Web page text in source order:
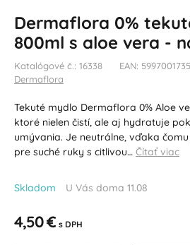
Dermaflora 0%
800ml s aloe vera -
Katalógové č.: 16338 EAN:
Dermaflora
Tekuté mydlo Dermaflora 0% Aloe
ktoré nielen čistí, ale aj hydratuje
umývania. Je neutrálne, vďaka
pre suché ruky s citlivou… Čítať viac
Skladom U Vás doma 11.08
4,50 € s DPH